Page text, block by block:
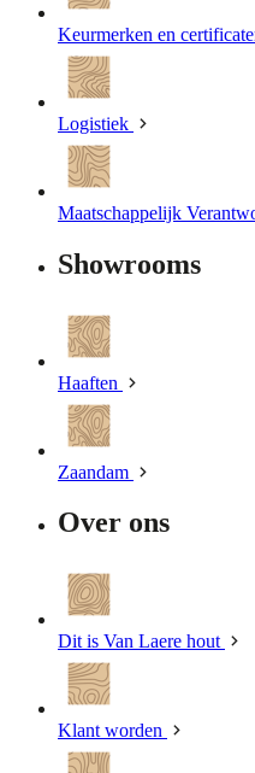
Keurmerken en
Logistiek
Maatschappelijk
Showrooms
Haaften
Zaandam
Over ons
Dit is Van Laere hout
Klant worden